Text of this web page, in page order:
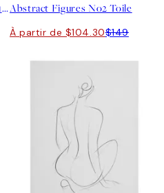
Abstract Lines and Shapes No1 ToileAbstract Figures No2 Toile
À partir de $104.30$149